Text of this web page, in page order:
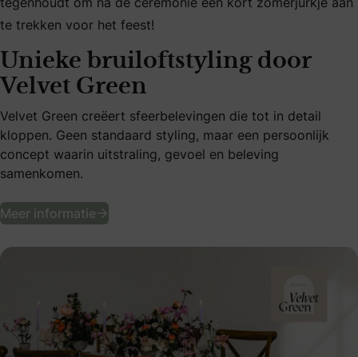
te trekken voor het feest!
Unieke bruiloftstyling door
Velvet Green
Velvet Green creëert sfeerbelevingen die tot in detail
kloppen. Geen standaard styling, maar een persoonlijk
concept waarin uitstraling, gevoel en beleving
samenkomen.
Meer informatie Unieke bruiloftstyling door Velvet Green